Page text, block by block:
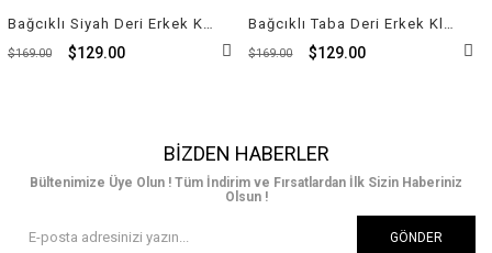
$129.00
$169.00 $129.00
$169.00
BIZDEN HABERLER
Bültenimize Üye Olun ! Tüm İndirim ve Fırsatlardan İlk Sizin Haberiniz
Olsun !
GÖNDER